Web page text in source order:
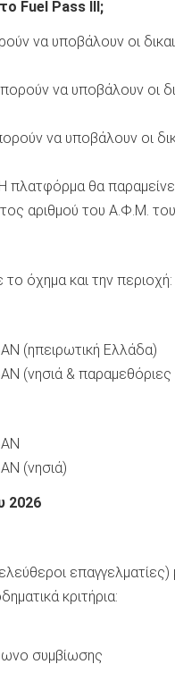
Fuel Pass III;
να υποβάλουν οι
να υποβάλουν οι
να υποβάλουν οι
Η πλατφόρμα θα
αριθμού του Α.Φ.Μ.
όχημα και την περιοχή:
(ηπειρωτική Ελλάδα)
(νησιά &
(νησιά)
2026
επαγγελματίες)
κριτήρια:
συμβίωσης